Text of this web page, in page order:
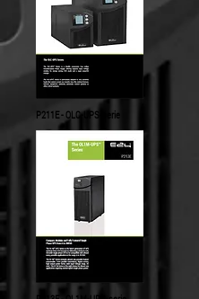
P211E - OLC-UPS-serie